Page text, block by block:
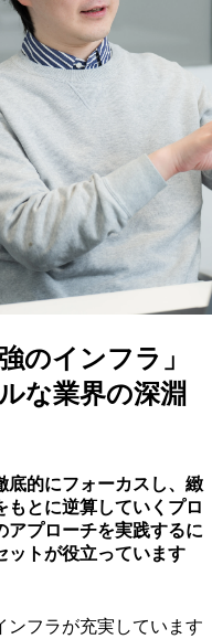
のインフラ」
な業界の深淵
的にフォーカスし、緻
もとに逆算していくプロ
アプローチを実践するに
ットが役立っています
ンフラが充実しています